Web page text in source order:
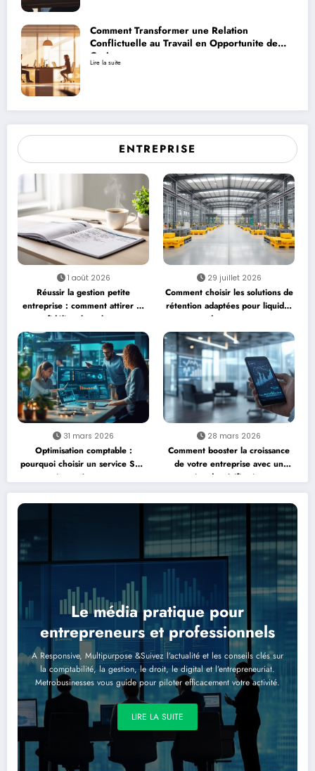
Comment Transformer une Relation
Conflictuelle au Travail en Opportunite de
Croissance
Lire la suite
ENTREPRISE
1 août 2026
Réussir la gestion petite
entreprise : comment attirer et
fidéliser les talents
29 juillet 2026
Comment choisir les solutions de
rétention adaptées pour liquides
dangereux
31 mars 2026
Optimisation comptable :
pourquoi choisir un service SAP
pour mieux gérer sa compta
devient incontournable
28 mars 2026
Comment booster la croissance
de votre entreprise avec un
service de vérification par
téléphone
Le média pratique pour
entrepreneurs et professionnels
A Responsive, Multipurpose &Suivez l’actualité et les conseils clés sur
la comptabilité, la gestion, le droit, le digital et l’entrepreneuriat.
Metrobusinesses vous guide pour piloter efficacement votre activité.
LIRE LA SUITE